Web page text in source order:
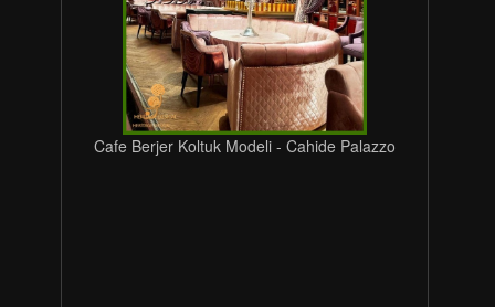
Cafe Berjer Koltuk Modeli - Cahide Palazzo